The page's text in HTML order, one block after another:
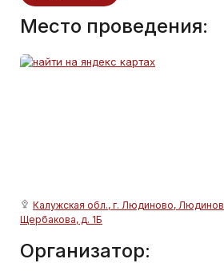
Место проведения:
Калужская обл., г. Людиново,
Щербакова, д. 1Б
Организатор: